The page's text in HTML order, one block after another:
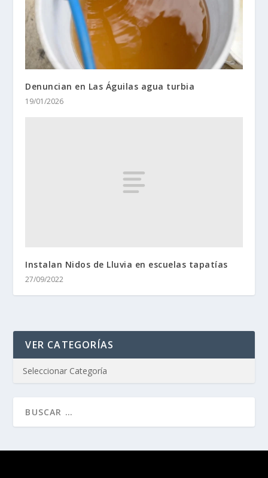
Denuncian en Las Águilas agua turbia
19/01/2026
Instalan Nidos de Lluvia en escuelas tapatías
27/09/2022
VER CATEGORÍAS